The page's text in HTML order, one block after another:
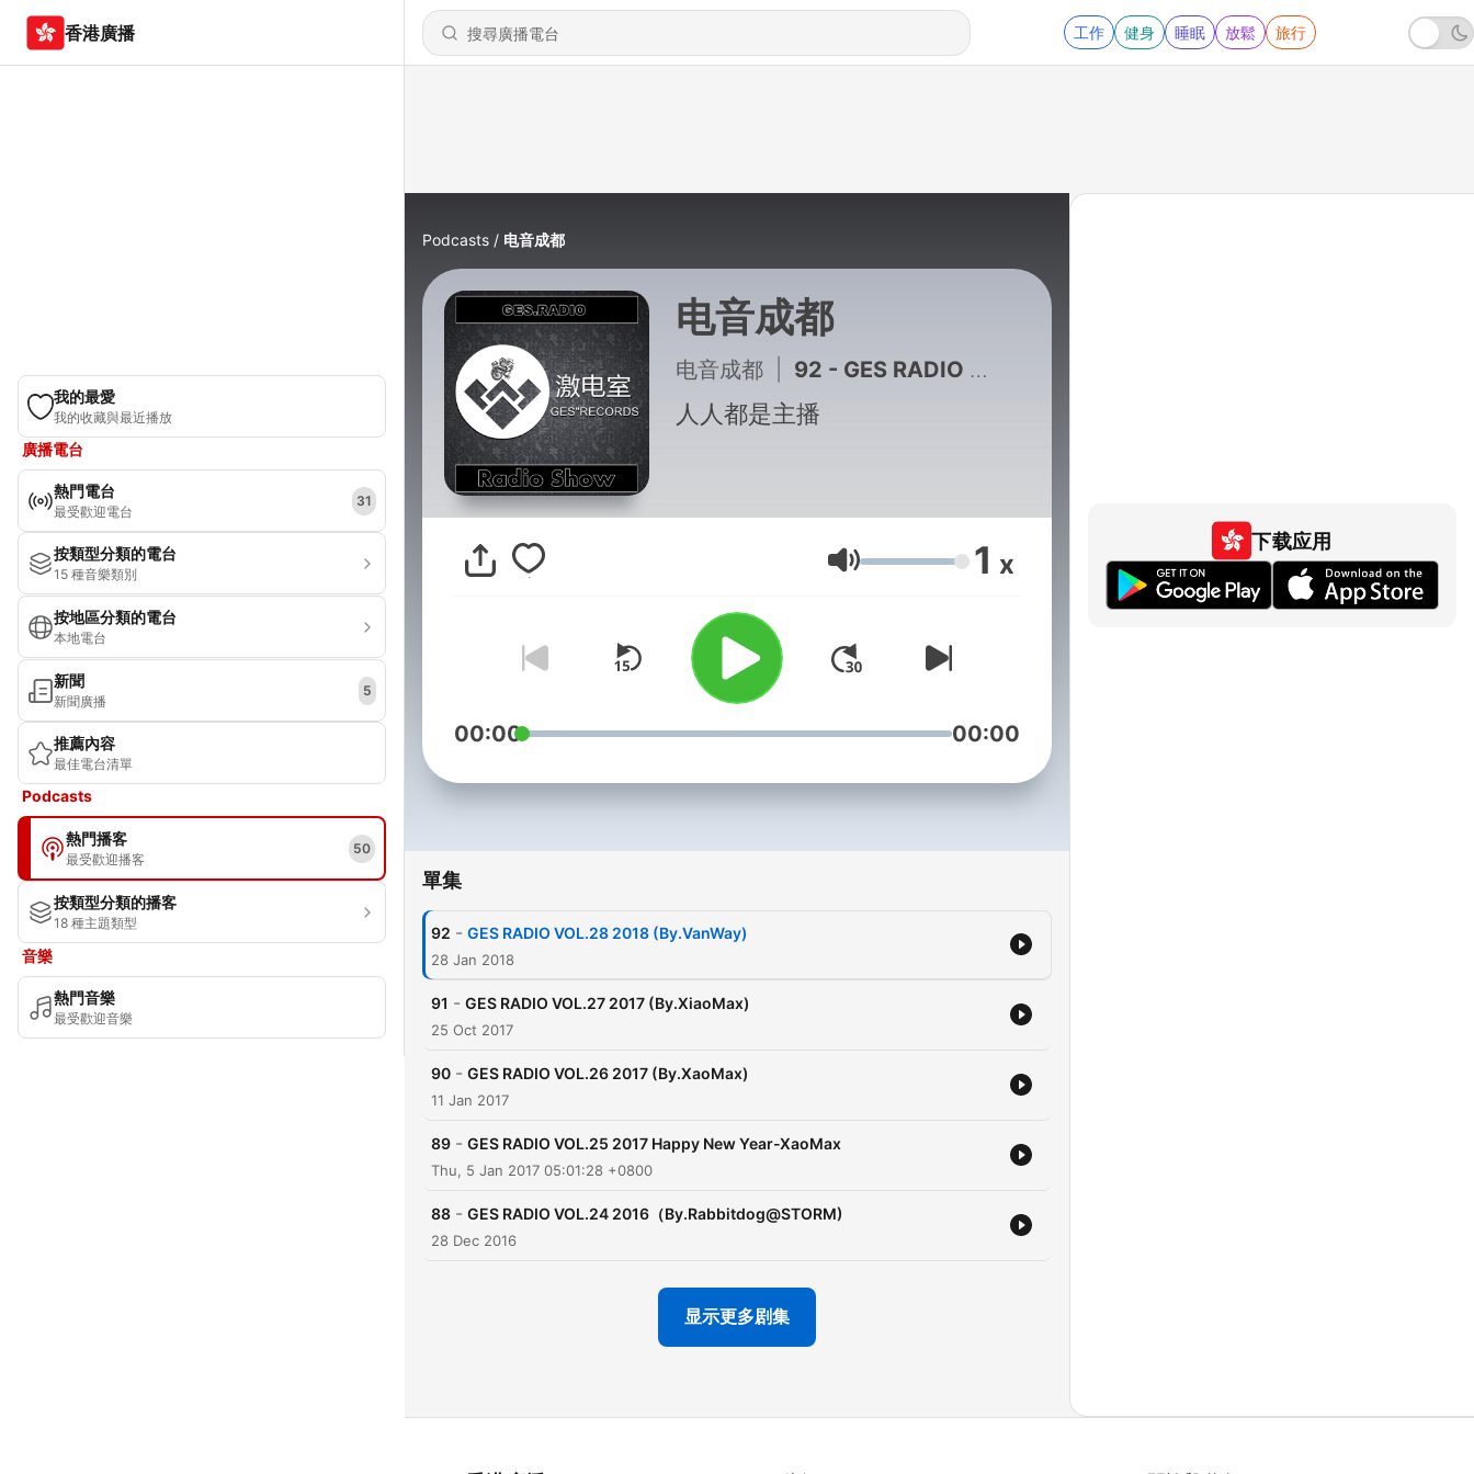
香港廣播 工作 健身 睡眠 放鬆 旅行
我的最愛
我的收藏與最近播放
廣播電台
熱門電台
最受歡迎電台
31
按類型分類的電台
15 種音樂類別
按地區分類的電台
本地電台
新聞
新聞廣播
5
推薦內容
最佳電台清單
Podcasts
熱門播客
最受歡迎播客
50
按類型分類的播客
18 種主題類型
音樂
熱門音樂
最受歡迎音樂
Podcasts 电音成都
电音成都
电音成都 92 - GES RADIO VOL.28 2018 (By.VanWay)
人人都是主播
音量 1 x
00:00 00:00
單集
92 - GES RADIO VOL.28 2018 (By.VanWay)
28 Jan 2018
91 - GES RADIO VOL.27 2017 (By.XiaoMax)
25 Oct 2017
90 - GES RADIO VOL.26 2017 (By.XaoMax)
11 Jan 2017
89 - GES RADIO VOL.25 2017 Happy New Year-XaoMax
Thu, 5 Jan 2017 05:01:28 +0800
88 - GES RADIO VOL.24 2016（By.Rabbitdog@STORM)
28 Dec 2016
显示更多剧集
下载应用